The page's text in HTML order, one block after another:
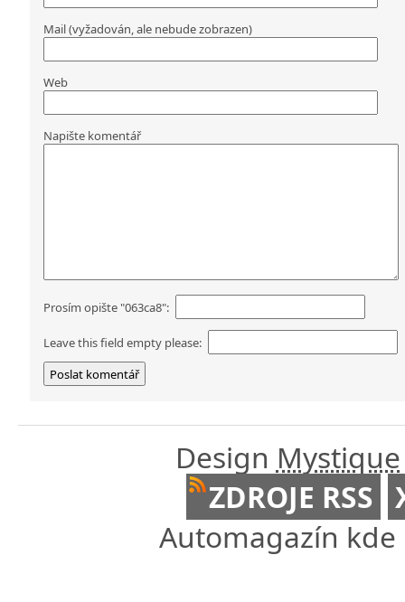
Mail (vyžadován, ale nebude zobrazen)
Web
Napište komentář
Prosím opište "063ca8":
Leave this field empty please:
Design Mystique
ZDROJE RSS
Automagazín